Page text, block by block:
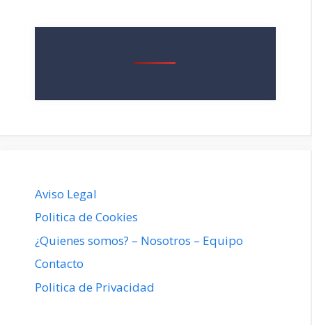
Aviso Legal
Politica de Cookies
¿Quienes somos? – Nosotros – Equipo
Contacto
Politica de Privacidad